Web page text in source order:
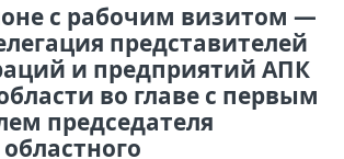
с рабочим визитом —
представителей
и предприятий АПК
во главе с первым
председателя